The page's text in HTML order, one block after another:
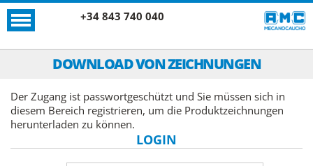
+34 843 740 040
DOWNLOAD VON ZEICHNUNGEN
Der Zugang ist passwortgeschützt und Sie müssen sich in
diesem Bereich registrieren, um die Produktzeichnungen
herunterladen zu können.
LOGIN